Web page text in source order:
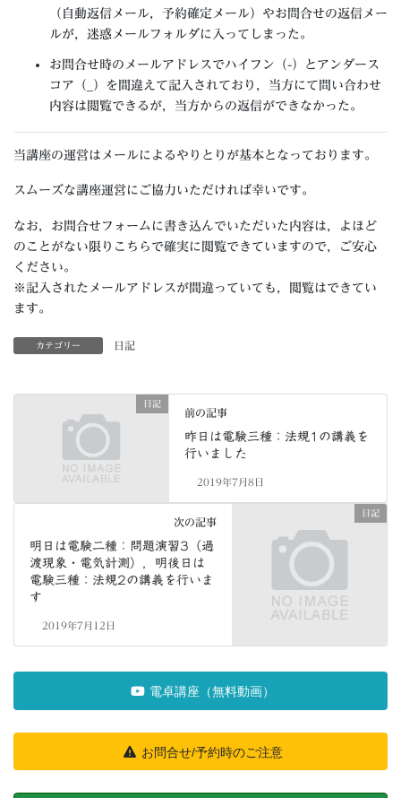
（自動返信メール，予約確定メール）やお問合せの返信メー
ルが，迷惑メールフォルダに入ってしまった。
お問合せ時のメールアドレスでハイフン（-）とアンダース
コア（_）を間違えて記入されており，当方にて問い合わせ
内容は閲覧できるが，当方からの返信ができなかった。
当講座の運営はメールによるやりとりが基本となっております。
スムーズな講座運営にご協力いただければ幸いです。
なお，お問合せフォームに書き込んでいただいた内容は，よほど
のことがない限りこちらで確実に閲覧できていますので，ご安心
ください。
※記入されたメールアドレスが間違っていても，閲覧はできてい
ます。
カテゴリー 日記
日記
前の記事
昨日は電験三種：法規1の講義を
行いました
2019年7月8日
日記
次の記事
明日は電験二種：問題演習3（過
渡現象・電気計測），明後日は
電験三種：法規2の講義を行いま
す
2019年7月12日
電卓講座（無料動画）
お問合せ/予約時のご注意